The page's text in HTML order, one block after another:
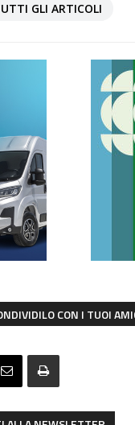
GLI ARTICOLI
CON I TUOI